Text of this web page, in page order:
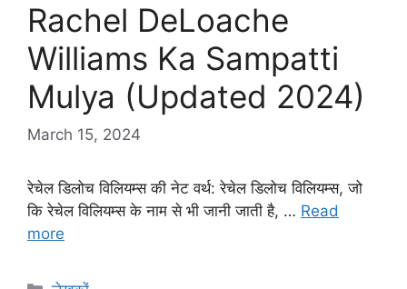
Rachel DeLoache
Williams Ka Sampatti
Mulya (Updated 2024)
March 15, 2024
रेचेल डिलोच विलियम्स की नेट वर्थ: रेचेल डिलोच विलियम्स, जो
कि रेचेल विलियम्स के नाम से भी जानी जाती है, … Read
more